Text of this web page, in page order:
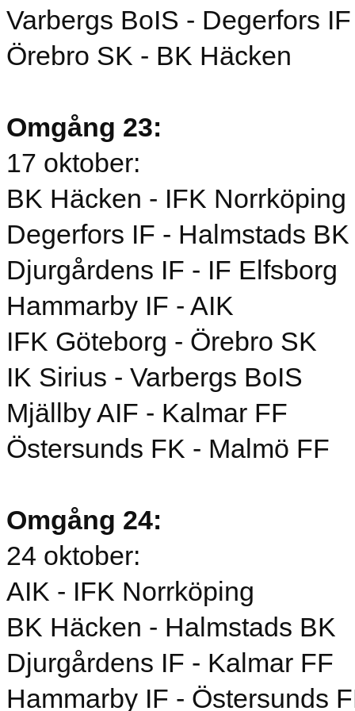
Varbergs BoIS - Degerfors IF
Örebro SK - BK Häcken
Omgång 23:
17 oktober:
BK Häcken - IFK Norrköping
Degerfors IF - Halmstads BK
Djurgårdens IF - IF Elfsborg
Hammarby IF - AIK
IFK Göteborg - Örebro SK
IK Sirius - Varbergs BoIS
Mjällby AIF - Kalmar FF
Östersunds FK - Malmö FF
Omgång 24:
24 oktober:
AIK - IFK Norrköping
BK Häcken - Halmstads BK
Djurgårdens IF - Kalmar FF
Hammarby IF - Östersunds